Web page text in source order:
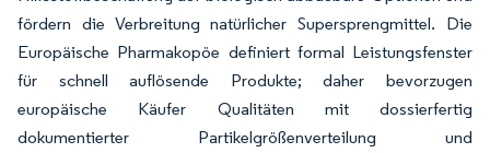
fördern die Verbreitung natürlicher Supersprengmittel. Die
Europäische Pharmakopöe definiert formal Leistungsfenster
für schnell auflösende Produkte; daher bevorzugen
europäische Käufer Qualitäten mit dossierfertig
dokumentierter Partikelgrößenverteilung und